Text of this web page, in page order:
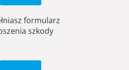
formularz
szkody